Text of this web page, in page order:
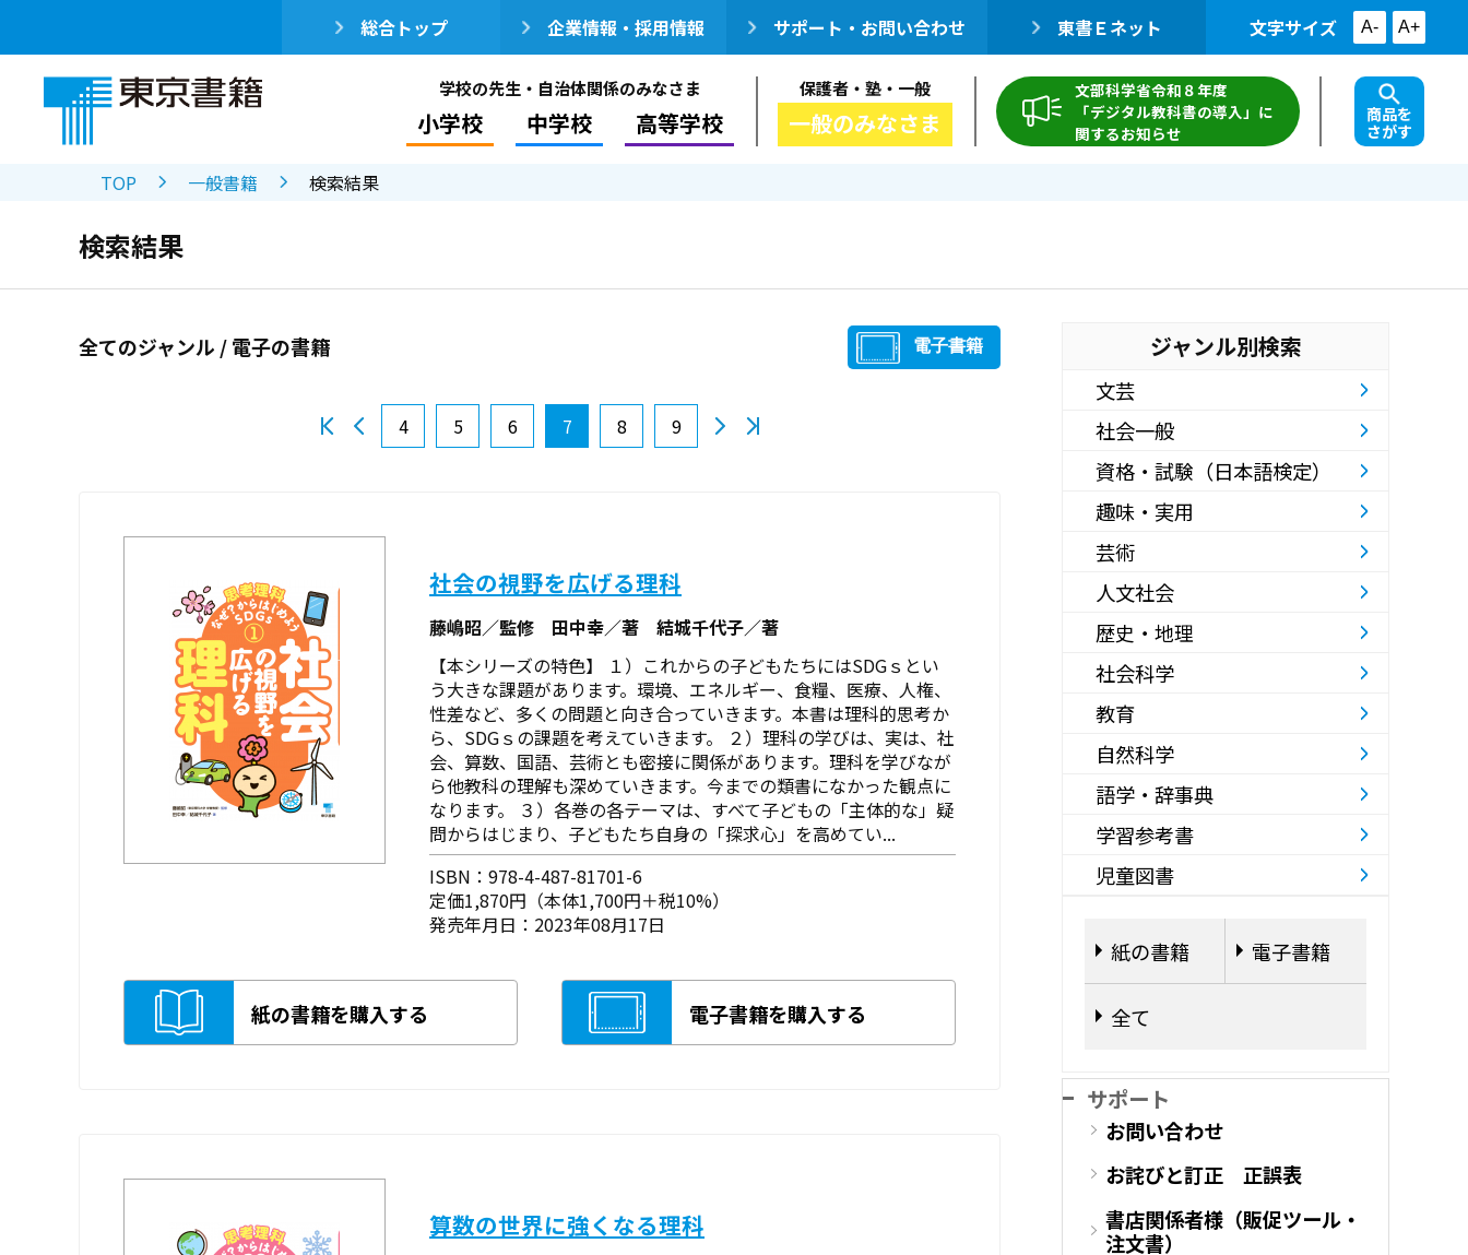
総合トップ 企業情報・採用情報 サポート・お問い合わせ 東書Ｅネット 文字サイズ A- A+
学校の先生・自治体関係のみなさま
小学校 中学校 高等学校
保護者・塾・一般
一般のみなさま
文部科学省令和８年度
「デジタル教科書の導入」に
関するお知らせ
商品を
さがす
TOP 一般書籍 検索結果
検索結果
全てのジャンル / 電子の書籍 電子書籍
4 5 6 7 8 9
社会の視野を広げる理科
藤嶋昭／監修 田中幸／著 結城千代子／著
【本シリーズの特色】 １）これからの子どもたちにはSDGｓとい
う大きな課題があります。環境、エネルギー、食糧、医療、人権、
性差など、多くの問題と向き合っていきます。本書は理科的思考か
ら、SDGｓの課題を考えていきます。 ２）理科の学びは、実は、社
会、算数、国語、芸術とも密接に関係があります。理科を学びなが
ら他教科の理解も深めていきます。今までの類書になかった観点に
なります。 ３）各巻の各テーマは、すべて子どもの「主体的な」疑
問からはじまり、子どもたち自身の「探求心」を高めてい...
ISBN：978-4-487-81701-6
定価1,870円（本体1,700円＋税10%）
発売年月日：2023年08月17日
紙の書籍を購入する 電子書籍を購入する
算数の世界に強くなる理科
ジャンル別検索
文芸
社会一般
資格・試験（日本語検定）
趣味・実用
芸術
人文社会
歴史・地理
社会科学
教育
自然科学
語学・辞事典
学習参考書
児童図書
紙の書籍 電子書籍
全て
サポート
お問い合わせ
お詫びと訂正 正誤表
書店関係者様（販促ツール・
注文書）